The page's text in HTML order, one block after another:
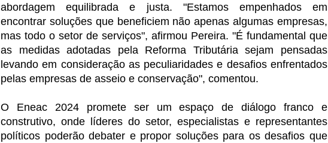
abordagem equilibrada e justa. "Estamos empenhados em
encontrar soluções que beneficiem não apenas algumas empresas,
mas todo o setor de serviços", afirmou Pereira. "É fundamental que
as medidas adotadas pela Reforma Tributária sejam pensadas
levando em consideração as peculiaridades e desafios enfrentados
pelas empresas de asseio e conservação", comentou.
O Eneac 2024 promete ser um espaço de diálogo franco e
construtivo, onde líderes do setor, especialistas e representantes
políticos poderão debater e propor soluções para os desafios que